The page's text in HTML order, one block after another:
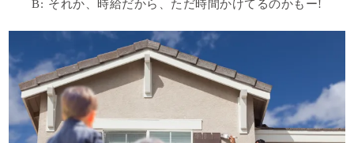
B: それか、時給だから、ただ時間かけてるのかもー!